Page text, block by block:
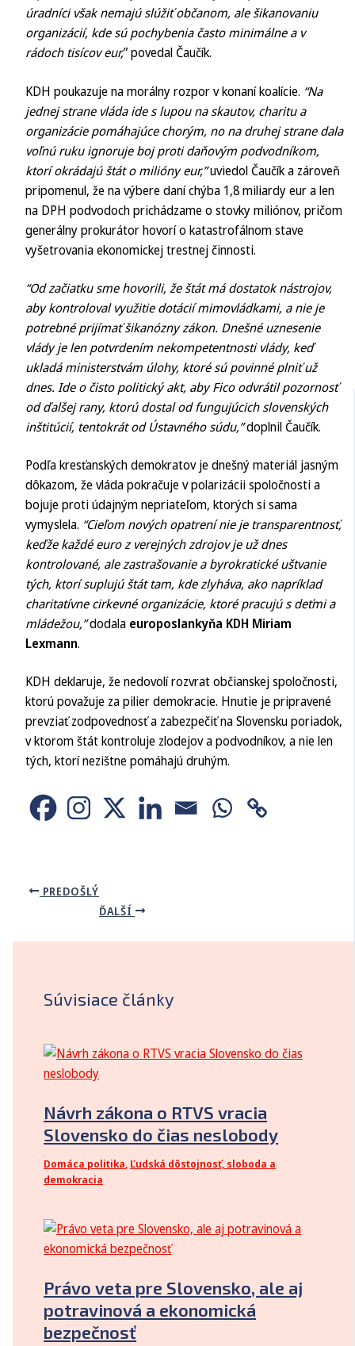
úradníci však nemajú slúžiť občanom, ale šikanovaniu
organizácií, kde sú pochybenia často minimálne a v
rádoch tisícov eur,” povedal Čaučík.
KDH poukazuje na morálny rozpor v konaní koalície. “Na
jednej strane vláda ide s lupou na skautov, charitu a
organizácie pomáhajúce chorým, no na druhej strane dala
voľnú ruku ignoruje boj proti daňovým podvodníkom,
ktorí okrádajú štát o milióny eur,”uviedol Čaučík a zároveň
pripomenul, že na výbere daní chýba 1,8 miliardy eur a len
na DPH podvodoch prichádzame o stovky miliónov, pričom
generálny prokurátor hovorí o katastrofálnom stave
vyšetrovania ekonomickej trestnej činnosti.
“Od začiatku sme hovorili, že štát má dostatok nástrojov,
aby kontroloval využitie dotácií mimovládkami, a nie je
potrebné prijímať šikanózny zákon. Dnešné uznesenie
vlády je len potvrdením nekompetentnosti vlády, keď
ukladá ministerstvám úlohy, ktoré sú povinné plniť už
dnes. Ide o čisto politický akt, aby Fico odvrátil pozornosť
od ďalšej rany, ktorú dostal od fungujúcich slovenských
inštitúcií, tentokrát od Ústavného súdu,”doplnil Čaučík.
Podľa kresťanských demokratov je dnešný materiál jasným
dôkazom, že vláda pokračuje v polarizácii spoločnosti a
bojuje proti údajným nepriateľom, ktorých si sama
vymyslela. “Cieľom nových opatrení nie je transparentnosť,
keďže každé euro z verejných zdrojov je už dnes
kontrolované, ale zastrašovanie a byrokratické uštvanie
tých, ktorí suplujú štát tam, kde zlyháva, ako napríklad
charitatívne cirkevné organizácie, ktoré pracujú s deťmi a
mládežou,”dodala europoslankyňa KDH Miriam
Lexmann.
KDH deklaruje, že nedovolí rozvrat občianskej spoločnosti,
ktorú považuje za pilier demokracie. Hnutie je pripravené
prevziať zodpovednosť a zabezpečiť na Slovensku poriadok,
v ktorom štát kontroluje zlodejov a podvodníkov, a nie len
tých, ktorí nezištne pomáhajú druhým.
PREDOŠLÝ
ĎALŠÍ
Súvisiace články
Návrh zákona o RTVS vracia
Slovensko do čias neslobody
Domáca politika, Ľudská dôstojnosť, sloboda a
demokracia
Právo veta pre Slovensko, ale aj
potravinová a ekonomická
bezpečnosť